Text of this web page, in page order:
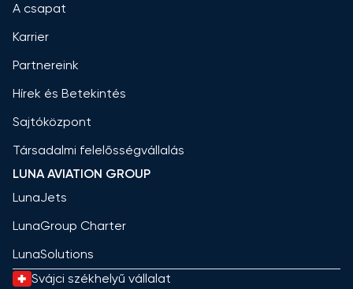
A csapat
Karrier
Partnereink
Hírek és Betekintés
Sajtóközpont
Társadalmi felelősségvállalás
LUNA AVIATION GROUP
LunaJets
LunaGroup Charter
LunaSolutions
Svájci székhelyű vállalat